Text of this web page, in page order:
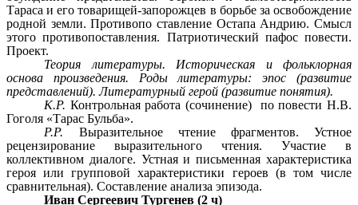
Тараса и его товарищей-запорожцев в борьбе за освобождение
родной земли. Противопо ставление Остапа Андрию. Смысл
этого противопоставления. Патриотический пафос повести.
Проект.
Теория литературы. Историческая и фольклорная
основа произведения. Роды литературы: эпос (развитие
представлений). Литературный герой (развитие понятия).
К.Р. Контрольная работа (сочинение) по повести Н.В.
Гоголя «Тарас Бульба».
P.P. Выразительное чтение фрагментов. Устное
рецензирование выразительного чтения. Участие в
коллективном диалоге. Устная и письменная характеристика
героя или групповой характеристики героев (в том числе
сравнительная). Составление анализа эпизода.
Иван Сергеевич Тургенев (2 ч)